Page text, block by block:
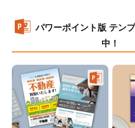
パワーポイント版 テン
中！